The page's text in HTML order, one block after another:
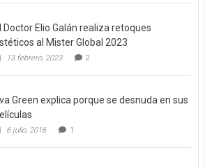
Doctor Elio Galán realiza retoques
al Mister Global 2023
13 febrero, 2023 2
Green explica porque se desnuda en sus
6 julio, 2016 1